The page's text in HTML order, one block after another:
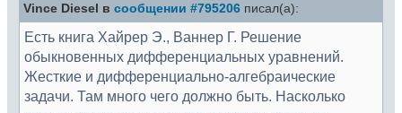
Vince Diesel в сообщении #795206 писал(а):
Есть книга Хайрер Э., Ваннер Г. Решение
обыкновенных дифференциальных уравнений.
Жесткие и дифференциально-алгебраические
задачи. Там много чего должно быть. Насколько